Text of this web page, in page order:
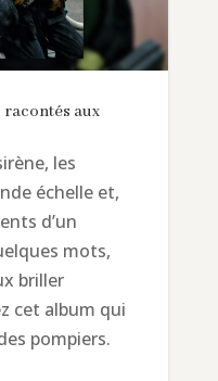
racontés aux
les
échelle et,
d’un
mots,
briller
cet album qui
pompiers.